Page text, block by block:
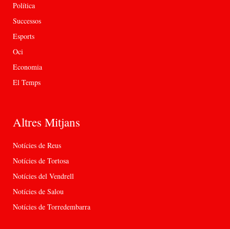
Política
Successos
Esports
Oci
Economia
El Temps
Altres Mitjans
Notícies de Reus
Notícies de Tortosa
Notícies del Vendrell
Notícies de Salou
Notícies de Torredembarra